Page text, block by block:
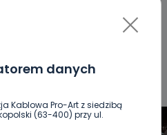
danych
Kablowa Pro-Art z siedzibą
(63-400) przy ul.
NA
SAMORZĄD